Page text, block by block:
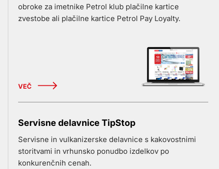
obroke za imetnike Petrol klub plačilne kartice
zvestobe ali plačilne kartice Petrol Pay Loyalty.
VEČ
Servisne delavnice TipStop
Servisne in vulkanizerske delavnice s kakovostnimi
storitvami in vrhunsko ponudbo izdelkov po
konkurenčnih cenah.